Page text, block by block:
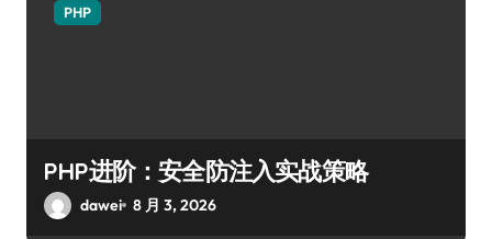
PHP
PHP进阶：安全防注入实战策略
dawei 8 月 3, 2026